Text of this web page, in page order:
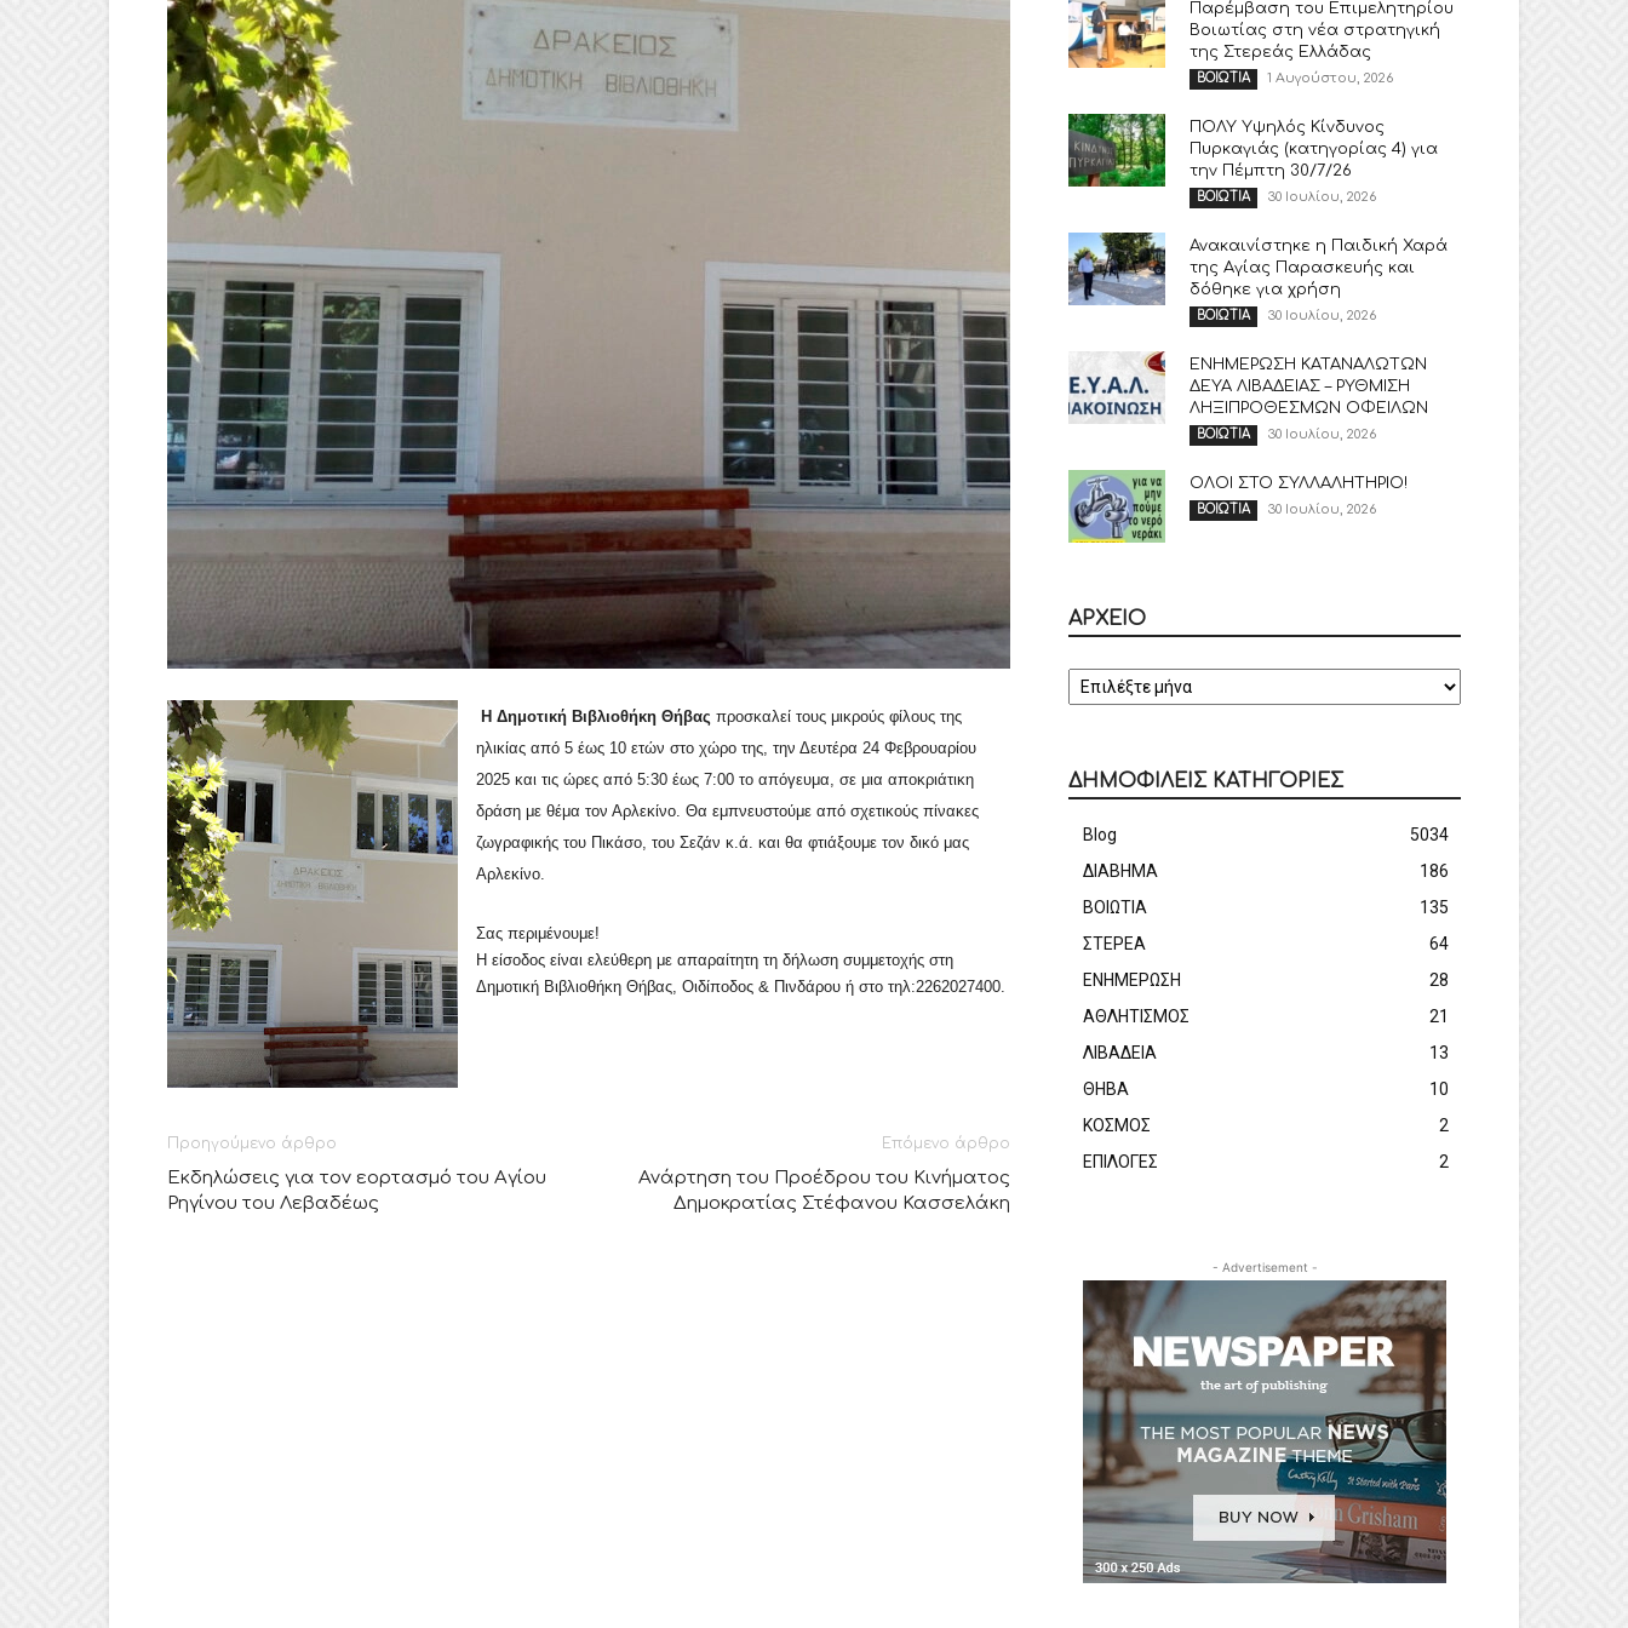
Η Δημοτική Βιβλιοθήκη Θήβας προσκαλεί τους μικρούς φίλους της
ηλικίας από 5 έως 10 ετών στο χώρο της, την Δευτέρα 24 Φεβρουαρίου
2025 και τις ώρες από 5:30 έως 7:00 το απόγευμα, σε μια αποκριάτικη
δράση με θέμα τον Αρλεκίνο. Θα εμπνευστούμε από σχετικούς πίνακες
ζωγραφικής του Πικάσο, του Σεζάν κ.ά. και θα φτιάξουμε τον δικό μας
Αρλεκίνο.
Σας περιμένουμε!
Η είσοδος είναι ελεύθερη με απαραίτητη τη δήλωση συμμετοχής στη
Δημοτική Βιβλιοθήκη Θήβας, Οιδίποδος & Πινδάρου ή στο τηλ:2262027400.
Προηγούμενο άρθρο
Εκδηλώσεις για τον εορτασμό του Αγίου
Ρηγίνου του Λεβαδέως
Επόμενο άρθρο
Ανάρτηση του Προέδρου του Κινήματος
Δημοκρατίας Στέφανου Κασσελάκη
Παρέμβαση του Επιμελητηρίου
Βοιωτίας στη νέα στρατηγική
της Στερεάς Ελλάδας
ΒΟΙΩΤΙΑ 1 Αυγούστου, 2026
ΠΟΛΥ Υψηλός Κίνδυνος
Πυρκαγιάς (κατηγορίας 4) για
την Πέμπτη 30/7/26
ΒΟΙΩΤΙΑ 30 Ιουλίου, 2026
Ανακαινίστηκε η Παιδική Χαρά
της Αγίας Παρασκευής και
δόθηκε για χρήση
ΒΟΙΩΤΙΑ 30 Ιουλίου, 2026
ΕΝΗΜΕΡΩΣΗ ΚΑΤΑΝΑΛΩΤΩΝ
ΔΕΥΑ ΛΙΒΑΔΕΙΑΣ – ΡΥΘΜΙΣΗ
ΛΗΞΙΠΡΟΘΕΣΜΩΝ ΟΦΕΙΛΩΝ
ΒΟΙΩΤΙΑ 30 Ιουλίου, 2026
ΟΛΟΙ ΣΤΟ ΣΥΛΛΑΛΗΤΗΡΙΟ!
ΒΟΙΩΤΙΑ 30 Ιουλίου, 2026
ΑΡΧΕΙΟ
ΔΗΜΟΦΙΛΕΙΣ ΚΑΤΗΓΟΡΙΕΣ
Blog
5034
ΔΙΑΒΗΜΑ
186
ΒΟΙΩΤΙΑ
135
ΣΤΕΡΕΑ
64
ΕΝΗΜΕΡΩΣΗ
28
ΑΘΛΗΤΙΣΜΟΣ
21
ΛΙΒΑΔΕΙΑ
13
ΘΗΒΑ
10
ΚΟΣΜΟΣ
2
ΕΠΙΛΟΓΕΣ
2
- Advertisement -